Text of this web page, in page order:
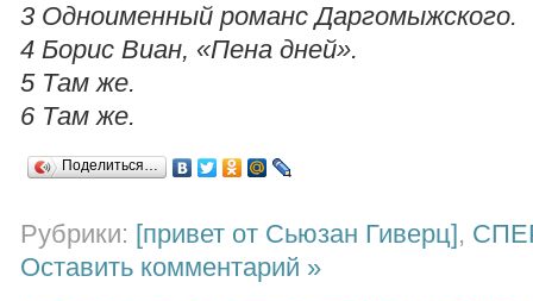
3 Одноименный романс Даргомыжского.
4 Борис Виан, «Пена дней».
5 Там же.
6 Там же.
Поделиться…
Рубрики: [привет от Сьюзан Гиверц],
Оставить комментарий »